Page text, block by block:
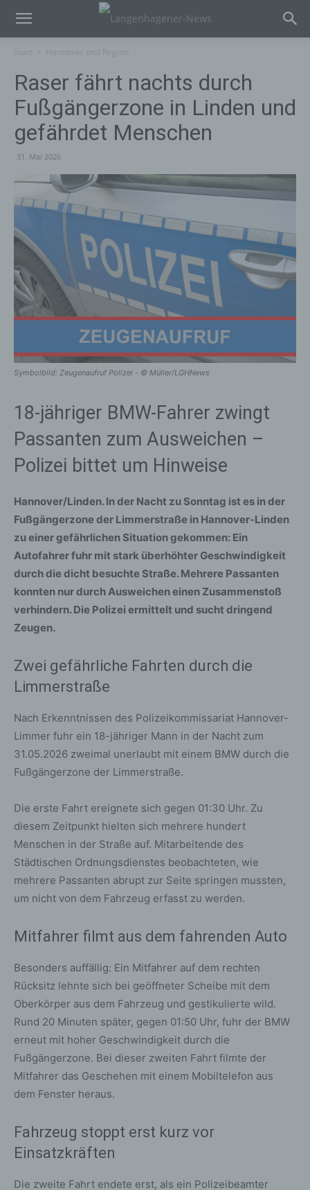
Raser fährt nachts durch
Fußgängerzone in Linden und
gefährdet Menschen
31. Mai 2026
Symbolbild: Zeugenaufruf Polizei - © Müller/LGHNews
18-jähriger BMW-Fahrer zwingt
Passanten zum Ausweichen –
Polizei bittet um Hinweise
Hannover/Linden. In der Nacht zu Sonntag ist es in der
Fußgängerzone der Limmerstraße in Hannover-Linden
zu einer gefährlichen Situation gekommen: Ein
Autofahrer fuhr mit stark überhöhter Geschwindigkeit
durch die dicht besuchte Straße. Mehrere Passanten
konnten nur durch Ausweichen einen Zusammenstoß
verhindern. Die Polizei ermittelt und sucht dringend
Zeugen.
Zwei gefährliche Fahrten durch die
Limmerstraße
Nach Erkenntnissen des Polizeikommissariat Hannover-
Limmer fuhr ein 18-jähriger Mann in der Nacht zum
31.05.2026 zweimal unerlaubt mit einem BMW durch die
Fußgängerzone der Limmerstraße.
Die erste Fahrt ereignete sich gegen 01:30 Uhr. Zu
diesem Zeitpunkt hielten sich mehrere hundert
Menschen in der Straße auf. Mitarbeitende des
Städtischen Ordnungsdienstes beobachteten, wie
mehrere Passanten abrupt zur Seite springen mussten,
um nicht von dem Fahrzeug erfasst zu werden.
Mitfahrer filmt aus dem fahrenden Auto
Besonders auffällig: Ein Mitfahrer auf dem rechten
Rücksitz lehnte sich bei geöffneter Scheibe mit dem
Oberkörper aus dem Fahrzeug und gestikulierte wild.
Rund 20 Minuten später, gegen 01:50 Uhr, fuhr der BMW
erneut mit hoher Geschwindigkeit durch die
Fußgängerzone. Bei dieser zweiten Fahrt filmte der
Mitfahrer das Geschehen mit einem Mobiltelefon aus
dem Fenster heraus.
Fahrzeug stoppt erst kurz vor
Einsatzkräften
Die zweite Fahrt endete erst, als ein Polizeibeamter